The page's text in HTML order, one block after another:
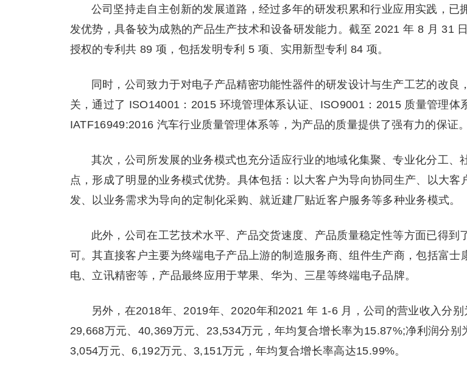
公司坚持走自主创新的发展道路，经过多年的研发积累和行业应用实践，已
发优势，具备较为成熟的产品生产技术和设备研发能力。截至 2021 年 8 月 31
授权的专利共 89 项，包括发明专利 5 项、实用新型专利 84 项。
同时，公司致力于对电子产品精密功能性器件的研发设计与生产工艺的改良
关，通过了 ISO14001：2015 环境管理体系认证、ISO9001：2015 质量管理体
IATF16949:2016 汽车行业质量管理体系等，为产品的质量提供了强有力的保证。
其次，公司所发展的业务模式也充分适应行业的地域化集聚、专业化分工、
点，形成了明显的业务模式优势。具体包括：以大客户为导向协同生产、以大客
发、以业务需求为导向的定制化采购、就近建厂贴近客户服务等多种业务模式。
此外，公司在工艺技术水平、产品交货速度、产品质量稳定性等方面已得到
可。其直接客户主要为终端电子产品上游的制造服务商、组件生产商，包括富士
电、立讯精密等，产品最终应用于苹果、华为、三星等终端电子品牌。
另外，在2018年、2019年、2020年和2021 年 1-6 月，公司的营业收入分别
29,668万元、40,369万元、23,534万元，年均复合增长率为15.87%;净利润分别
3,054万元、6,192万元、3,151万元，年均复合增长率高达15.99%。